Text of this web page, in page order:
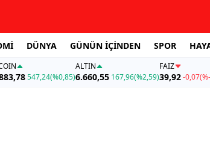
DÜNYA GÜNÜN İÇİNDEN SPOR
547,24(%0,85)
ALTIN
6.660,55 167,96(%2,59)
FAİZ
39,92-0,07